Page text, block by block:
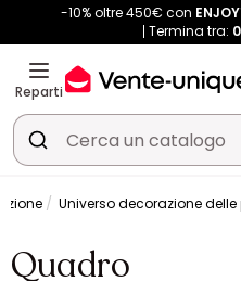
-10% oltre 450€ con
Termina tra:
Reparti
Universo decorazione delle
Quadro